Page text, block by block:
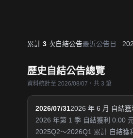
累計 3 次自結公告最近公告日
歷史自結公告總覽
資料統計至 2026/08/07・共 3 筆
2026/07/312026 年 6 月 自結
2026 年第 1 季 自結獲利 0.00
2025Q2～2026Q1 累計 自結獲